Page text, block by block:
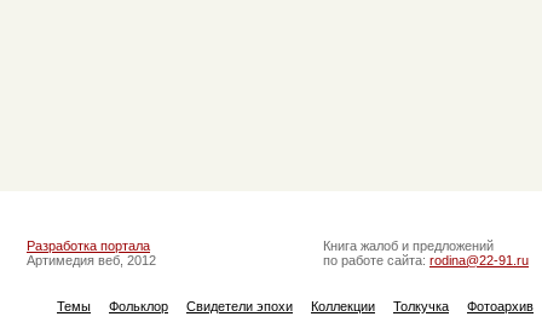
Разработка портала
Артимедия веб, 2012
Книга жалоб и предложений
по работе сайта: rodina@22-91.ru
Темы Фольклор Свидетели эпохи Коллекции Толкучка Фотоархив